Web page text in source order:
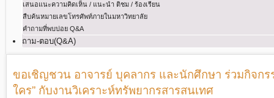
เสนอแนะความคิดเห็น / แนะนำ ติชม / ร้องเรียน
สืบค้นหมายเลขโทรศัพท์ภายในมหาวิทยาลัย
คำถามที่พบบ่อย Q&A
ถาม-ตอบ(Q&A)
ขอเชิญชวน อาจารย์ บุคลากร และนักศึกษา ร่วมกิจกร
ใคร” กับงานวิเคราะห์ทรัพยากรสารสนเทศ